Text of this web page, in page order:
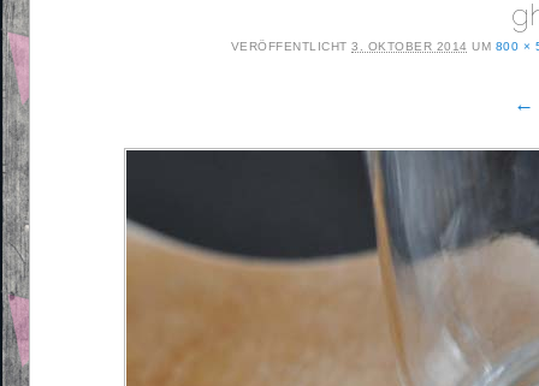
VERÖFFENTLICHT3. OKTOBER 2014 UM 800 ×
←